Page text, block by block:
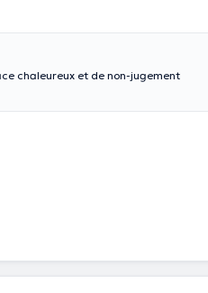
chaleureux et de non-jugement